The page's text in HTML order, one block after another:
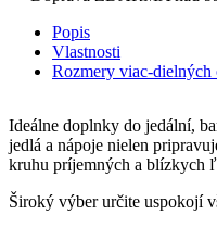
Popis
Vlastnosti
Rozmery viac-dielných
Ideálne doplnky do jedální,
jedlá a nápoje nielen
kruhu príjemných a blízkych
Široký výber určite uspokojí